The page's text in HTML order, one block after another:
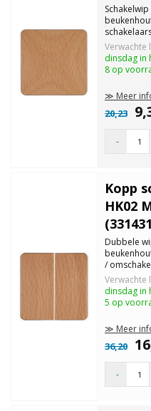
Verwachte
dinsdag in
8 op
≫ Meer
20,23
-
Kopp
HK02
Dubbele
/
Verwachte
dinsdag in
5 op
≫ Meer
36,20
-